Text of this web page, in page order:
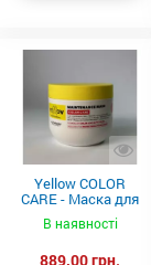
Yellow COLOR
CARE - Маска для
фарбованого
волосся, 500 мл
В наявності
889,00 грн.